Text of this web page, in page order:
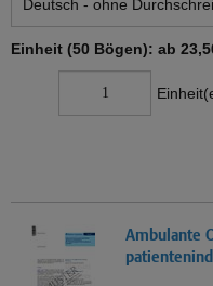
Einheit (50 Bögen): ab
Ambulante